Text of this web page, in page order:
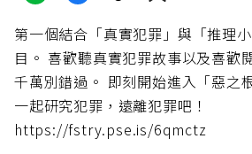
第一個結合「真實犯罪」與「推理
目。 喜歡聽真實犯罪故事以及喜歡
千萬別錯過。 即刻開始進入「惡之
一起研究犯罪，遠離犯罪吧！
https://fstry.pse.is/6qmctz